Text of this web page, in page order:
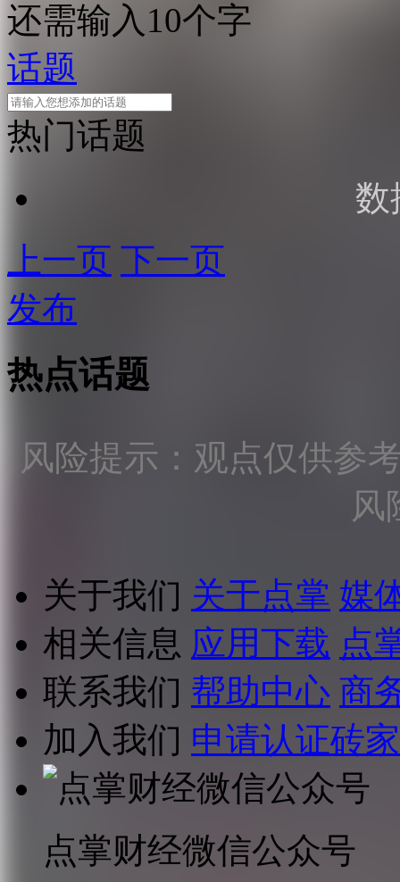
还需输入10个字
话题
热门话题
数
上一页 下一页
发布
热点话题
风险提示：观点仅供参
风
关于我们 关于点掌 媒
相关信息 应用下载 点
联系我们 帮助中心 商
加入我们 申请认证砖家
点掌财经微信公众号